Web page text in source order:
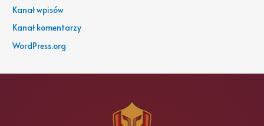
Kanał wpisów
Kanał komentarzy
WordPress.org